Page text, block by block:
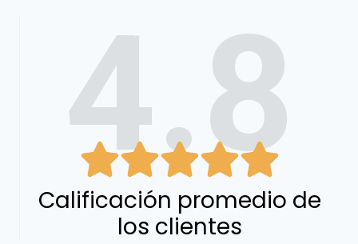
4.8
Calificación promedio de
los clientes